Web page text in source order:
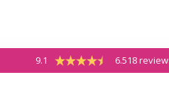
9.1 6.518